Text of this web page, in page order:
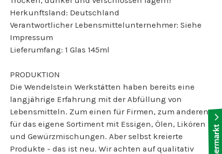
Herkunftsland: Deutschland
Verantwortlicher Lebensmittelunternehmer: Siehe
Impressum
Lieferumfang: 1 Glas 145ml
PRODUKTION
Die Wendelstein Werkstätten haben bereits eine
langjährige Erfahrung mit der Abfüllung von
Lebensmitteln. Zum einen für Firmen, zum anderen
für das eigene Sortiment mit Essigen, Ölen, Likören
und Gewürzmischungen. Aber selbst kreierte
Produkte - das ist neu. Wir achten auf qualitativ